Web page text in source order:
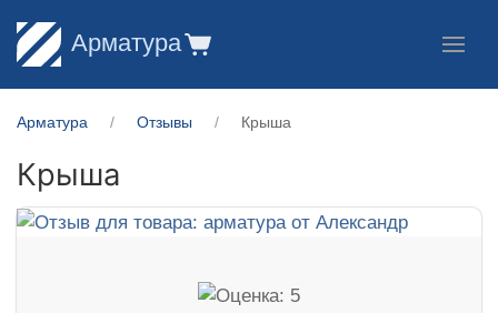
Арматура
Арматура Отзывы Крыша
Крыша